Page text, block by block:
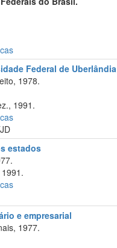
Federal de Uberlândia
1978.
1991.
estados
e empresarial
1977.